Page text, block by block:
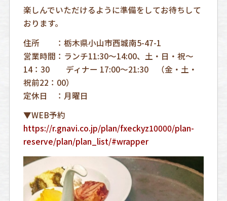
楽しんでいただけるように準備をしてお待ちして
おります。
住所 ：栃木県小山市西城南5-47-1
営業時間：ランチ11:30～14:00、土・日・祝～
14：30 ディナー 17:00～21:30 （金・土・
祝前22：00）
定休日 ：月曜日
▼WEB予約
https://r.gnavi.co.jp/plan/fxeckyz10000/plan-
reserve/plan/plan_list/#wrapper